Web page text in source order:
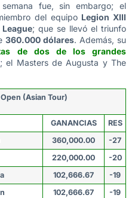
fue, sin embargo; el
del equipo Legion XIII
; que se llevó el triunfo
360.000 dólares. Además, su
de dos de los grandes
; el Masters de Augusta y The
(Asian Tour)
GANANCIAS
RES
360,000.00
-27
220,000.00
-20
102,666.67
-19
102,666.67
-19